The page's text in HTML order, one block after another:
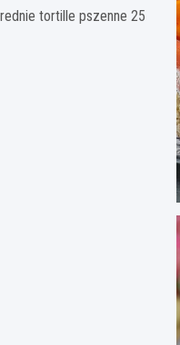
tortille pszenne 25